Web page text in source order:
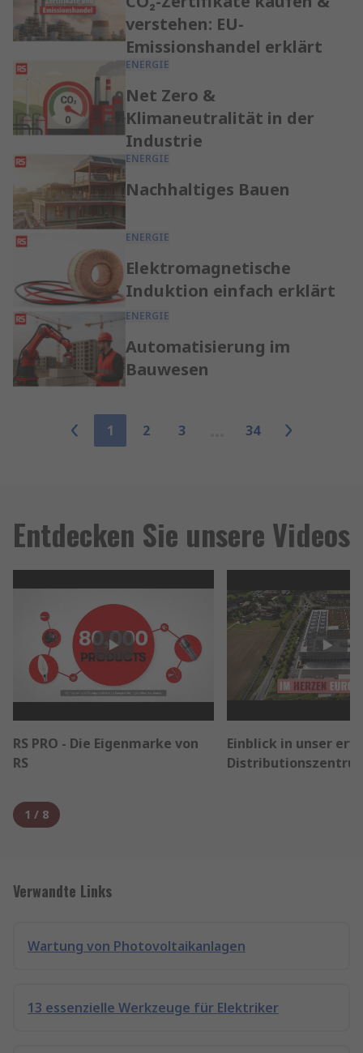
verstehen: EU-
Emissionshandel erklärt
ENERGIE
Net Zero &
Klimaneutralität in der
Industrie
ENERGIE
Nachhaltiges Bauen
ENERGIE
Elektromagnetische
Induktion einfach erklärt
ENERGIE
Automatisierung im
Bauwesen
1 2 3 34
Entdecken Sie unsere Videos
RS PRO - Die Eigenmarke von
RS
Einblick in unser
1 / 8
Verwandte Links
Wartung von Photovoltaikanlagen
13 essenzielle Werkzeuge für Elektriker